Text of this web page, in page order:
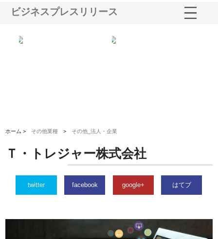
ビジネスプレスリリース
ホーム > その他業種 > その他_法人・企業
Ｔ・トレジャー株式会社
twitter facebook google+ はてブ